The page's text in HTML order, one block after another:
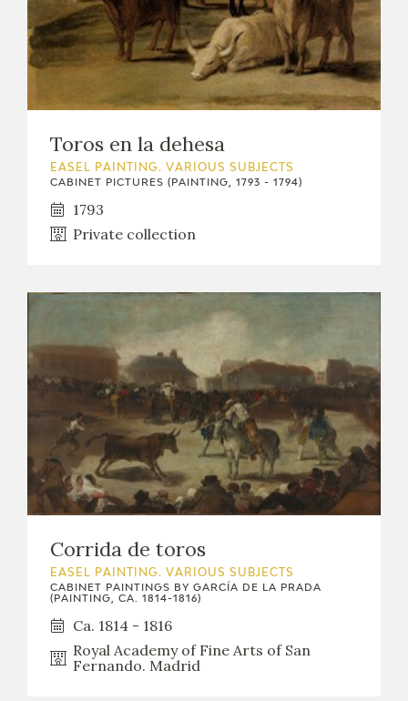
Toros en la dehesa
EASEL PAINTING. VARIOUS SUBJECTS
CABINET PICTURES (PAINTING, 1793 - 1794)
1793
Private collection
Corrida de toros
EASEL PAINTING. VARIOUS SUBJECTS
CABINET PAINTINGS BY GARCÍA DE LA PRADA
(PAINTING, CA. 1814-1816)
Ca. 1814 - 1816
Royal Academy of Fine Arts of San
Fernando. Madrid